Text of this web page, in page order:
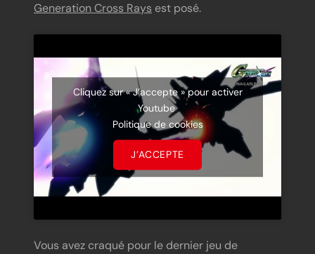
Generation Cross Rays est posé.
Cliquez sur « J’accepte » pour activer
Youtube
Politique de cookies
J’ACCEPTE
Vous avez craqué pour le dernier jeu de